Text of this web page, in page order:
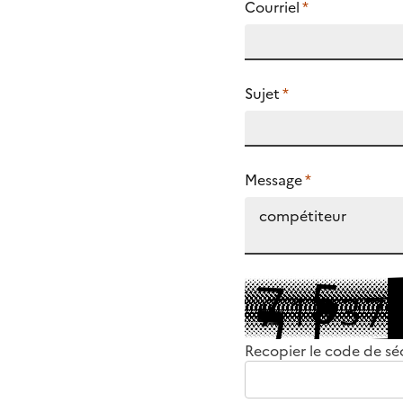
Courriel*
Sujet*
Message*
Recopier le code de